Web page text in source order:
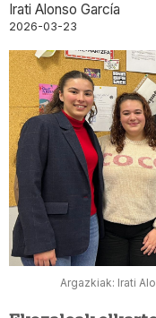
Irati Alonso García
2026-03-23
Argazkiak: Irati